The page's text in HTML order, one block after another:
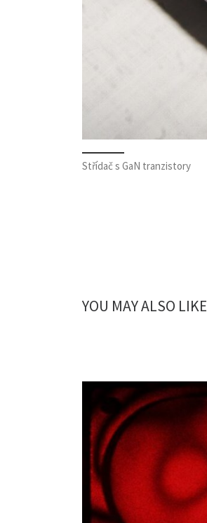
Střídač s GaN tranzistory
YOU MAY ALSO LIKE